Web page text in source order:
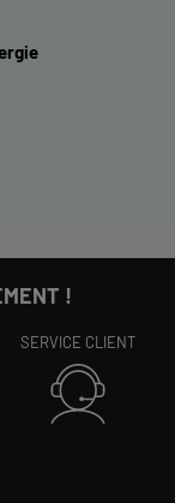
!
SERVICE CLIENT